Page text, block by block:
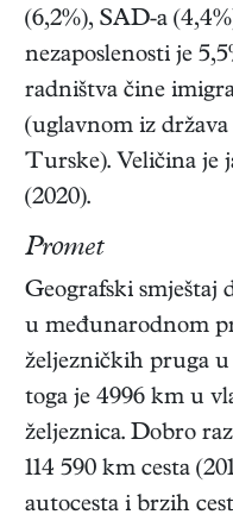
(6,2%), SAD-a
nezaposlenosti je
radništva čine
(uglavnom iz
Turske). Veličina je
(2020).
Promet
Geografski smještaj
u međunarodnom
željezničkih pruga
toga je 4996 km u
željeznica. Dobro
114 590 km cesta
autocesta i brzih